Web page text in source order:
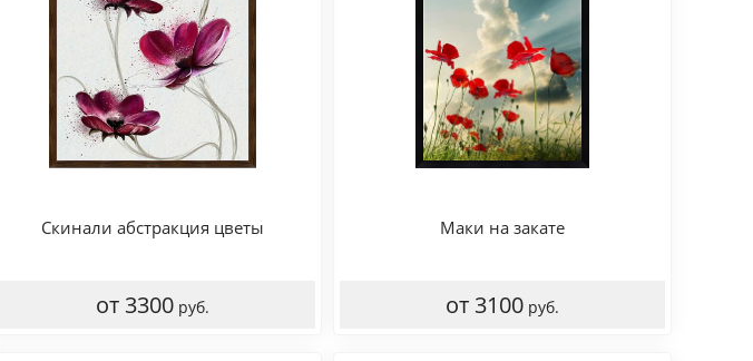
Скинали абстракция цветы
от 3300 руб.
Маки на закате
от 3100 руб.